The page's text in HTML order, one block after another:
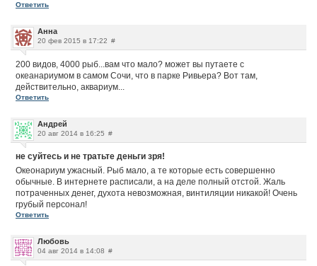
Ответить
Анна
20 фев 2015 в 17:22 #
200 видов, 4000 рыб...вам что мало? может вы путаете с
океанариумом в самом Сочи, что в парке Ривьера? Вот там,
действительно, аквариум...
Ответить
Андрей
20 авг 2014 в 16:25 #
не суйтесь и не тратьте деньги зря!
Океонариум ужасный. Рыб мало, а те которые есть совершенно
обычные. В интернете расписали, а на деле полный отстой. Жаль
потраченных денег, духота невозможная, винтиляции никакой! Очень
грубый персонал!
Ответить
Любовь
04 авг 2014 в 14:08 #